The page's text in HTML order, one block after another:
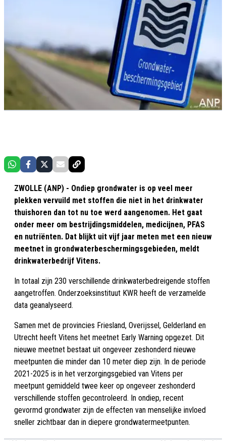
ZWOLLE (ANP) - Ondiep grondwater is op veel meer
plekken vervuild met stoffen die niet in het drinkwater
thuishoren dan tot nu toe werd aangenomen. Het gaat
onder meer om bestrijdingsmiddelen, medicijnen, PFAS
en nutriënten. Dat blijkt uit vijf jaar meten met een nieuw
meetnet in grondwaterbeschermingsgebieden, meldt
drinkwaterbedrijf Vitens.
In totaal zijn 230 verschillende drinkwaterbedreigende stoffen
aangetroffen. Onderzoeksinstituut KWR heeft de verzamelde
data geanalyseerd.
Samen met de provincies Friesland, Overijssel, Gelderland en
Utrecht heeft Vitens het meetnet Early Warning opgezet. Dit
nieuwe meetnet bestaat uit ongeveer zeshonderd nieuwe
meetpunten die minder dan 10 meter diep zijn. In de periode
2021-2025 is in het verzorgingsgebied van Vitens per
meetpunt gemiddeld twee keer op ongeveer zeshonderd
verschillende stoffen gecontroleerd. In ondiep, recent
gevormd grondwater zijn de effecten van menselijke invloed
sneller zichtbaar dan in diepere grondwatermeetpunten.